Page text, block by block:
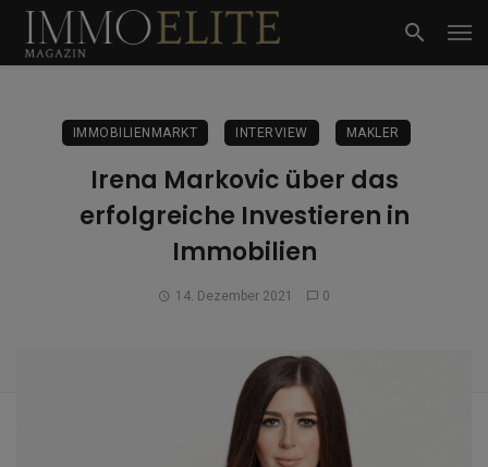
IMMOBILIENMARKT INTERVIEW MAKLER
Irena Markovic über das
erfolgreiche Investieren in
Immobilien
14. Dezember 2021 0